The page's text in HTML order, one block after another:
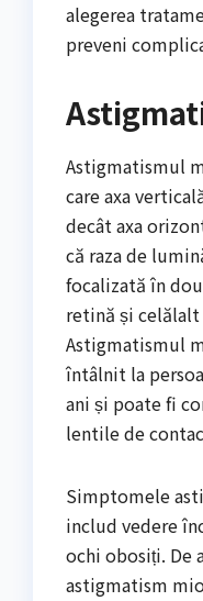
alegerea
preveni
Astigmatismul
care axa
decât axa
că raza de
focalizată în
retină și celălalt
Astigmatismul
întâlnit la
ani și poate fi
lentile de
Simptomele
includ vedere
ochi obosiți. De
astigmatism